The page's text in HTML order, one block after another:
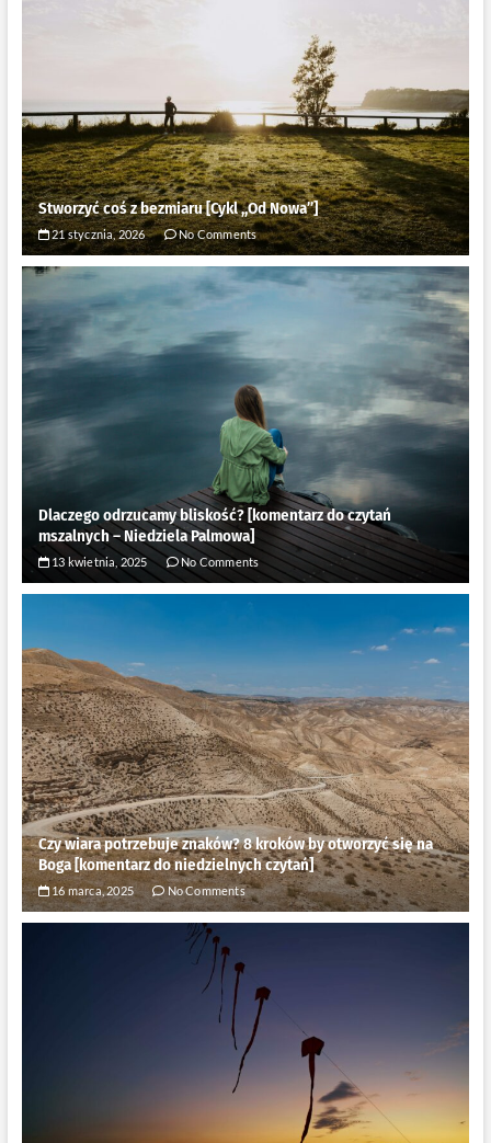
Stworzyć coś z bezmiaru [Cykl ,,Od Nowa”]
21 stycznia, 2026 No Comments
Dlaczego odrzucamy bliskość? [komentarz do czytań
mszalnych – Niedziela Palmowa]
13 kwietnia, 2025 No Comments
Czy wiara potrzebuje znaków? 8 kroków by otworzyć się na
Boga [komentarz do niedzielnych czytań]
16 marca, 2025 No Comments